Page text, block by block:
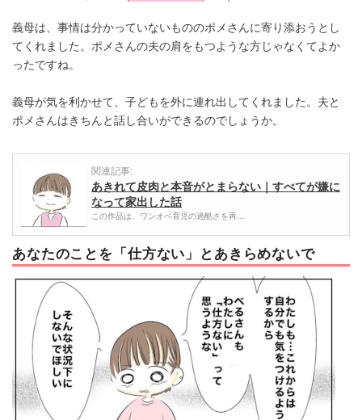
義母は、事情は分かっていないもののポメさんに寄り添おうとし
てくれました。ポメさんの夫の肩をもつような方じゃなくてよか
ったですね。
義母が気を利かせて、子どもを外に連れ出してくれました。夫と
ポメさんはきちんと話し合いができるのでしょうか。
関連記事:
あきれて皮肉と本音がとまらない｜すべてが嫌に
なって家出した話
この作品は、ワンオペ育児の過酷さを再…
あなたのことを「仕方ない」とあきらめないで